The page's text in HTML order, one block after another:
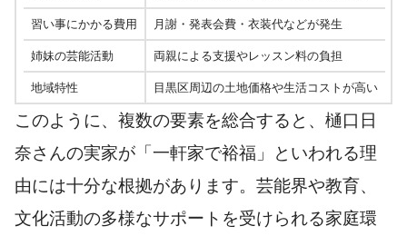
習い事にかかる費用 月謝・発表会費・衣装代などが発生
姉妹の芸能活動 両親による支援やレッスン料の負担
地域特性 目黒区周辺の土地価格や生活コストが高い
このように、複数の要素を総合すると、樋口日
奈さんの実家が「一軒家で裕福」といわれる理
由には十分な根拠があります。芸能界や教育、
文化活動の多様なサポートを受けられる家庭環